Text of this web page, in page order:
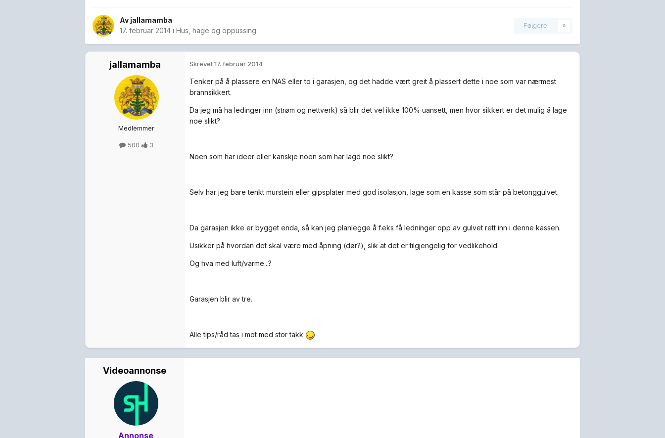
Av jallamamba
17. februar 2014 i Hus, hage og oppussing
Følgere 0
jallamamba
Medlemmer
500 3
Skrevet17. februar 2014
Tenker på å plassere en NAS eller to i garasjen, og det hadde vært greit å plassert dette i noe som var nærmest
brannsikkert.
Da jeg må ha ledinger inn (strøm og nettverk) så blir det vel ikke 100% uansett, men hvor sikkert er det mulig å lage
noe slikt?
Noen som har ideer eller kanskje noen som har lagd noe slikt?
Selv har jeg bare tenkt murstein eller gipsplater med god isolasjon, lage som en kasse som står på betonggulvet.
Da garasjen ikke er bygget enda, så kan jeg planlegge å f.eks få ledninger opp av gulvet rett inn i denne kassen.
Usikker på hvordan det skal være med åpning (dør?), slik at det er tilgjengelig for vedlikehold.
Og hva med luft/varme...?
Garasjen blir av tre.
Alle tips/råd tas i mot med stor takk
Videoannonse
Annonse